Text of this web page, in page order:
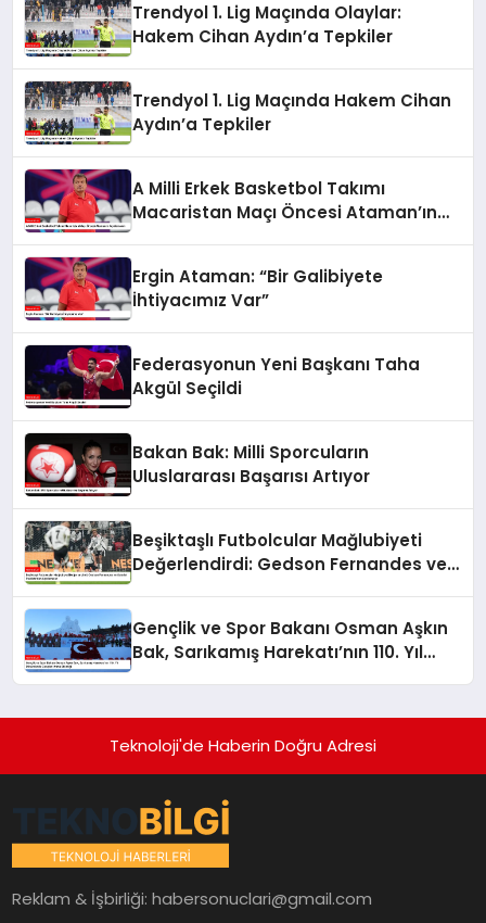
Trendyol 1. Lig Maçında Olaylar:
Hakem Cihan Aydın’a Tepkiler
Trendyol 1. Lig Maçında Hakem Cihan
Aydın’a Tepkiler
A Milli Erkek Basketbol Takımı
Macaristan Maçı Öncesi Ataman’ın
Ergin Ataman: “Bir Galibiyete
İhtiyacımız Var”
Federasyonun Yeni Başkanı Taha
Akgül Seçildi
Bakan Bak: Milli Sporcuların
Uluslararası Başarısı Artıyor
Beşiktaşlı Futbolcular Mağlubiyeti
Değerlendirdi: Gedson Fernandes ve
Gençlik ve Spor Bakanı Osman Aşkın
Bak, Sarıkamış Harekatı’nın 110. Yıl
Teknoloji'de Haberin Doğru Adresi
Reklam & İşbirliği:habersonuclari@gmail.com